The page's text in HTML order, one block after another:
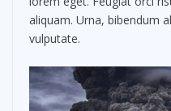
aliquam. Urna, bibendum
vulputate.